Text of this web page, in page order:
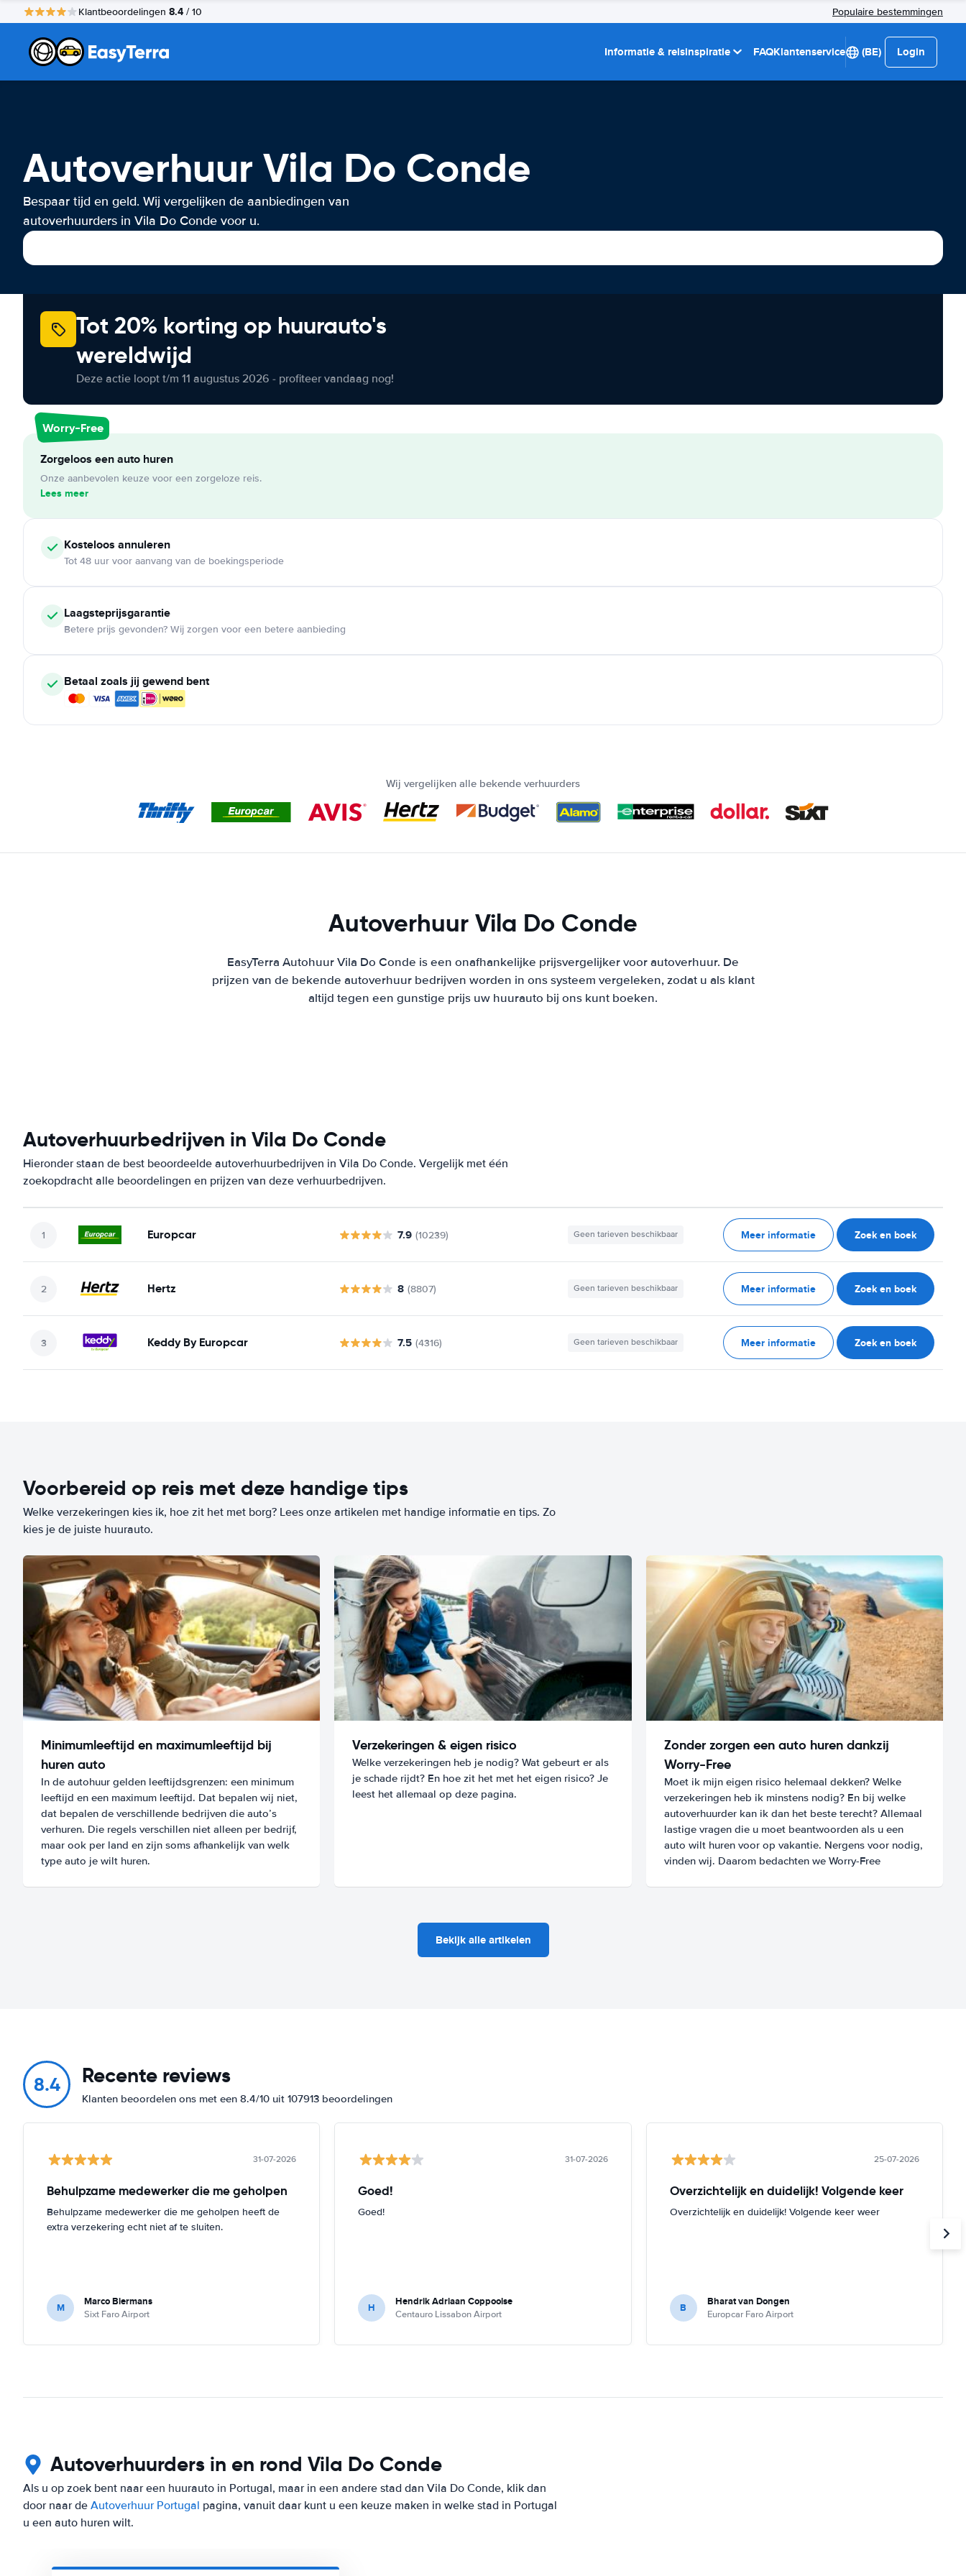
Klantbeoordelingen 8.4 / 10 Populaire bestemmingen
Informatie & reisinspiratie FAQKlantenservice (BE) Login
Autoverhuur Vila Do Conde
Bespaar tijd en geld. Wij vergelijken de aanbiedingen van
autoverhuurders in Vila Do Conde voor u.
Tot 20% korting op huurauto's
wereldwijd
Deze actie loopt t/m 11 augustus 2026 - profiteer vandaag nog!
Worry-Free
Zorgeloos een auto huren
Onze aanbevolen keuze voor een zorgeloze reis.
Lees meer
Kosteloos annuleren
Tot 48 uur voor aanvang van de boekingsperiode
Laagsteprijsgarantie
Betere prijs gevonden? Wij zorgen voor een betere aanbieding
Betaal zoals jij gewend bent
Wij vergelijken alle bekende verhuurders
Autoverhuur Vila Do Conde
EasyTerra Autohuur Vila Do Conde is een onafhankelijke prijsvergelijker voor autoverhuur. De
prijzen van de bekende autoverhuur bedrijven worden in ons systeem vergeleken, zodat u als klant
altijd tegen een gunstige prijs uw huurauto bij ons kunt boeken.
Autoverhuurbedrijven in Vila Do Conde
Hieronder staan de best beoordeelde autoverhuurbedrijven in Vila Do Conde. Vergelijk met één
zoekopdracht alle beoordelingen en prijzen van deze verhuurbedrijven.
Europcar 7.9 (10239) Geen tarieven beschikbaar Meer informatie Zoek en boek
Hertz 8 (8807) Geen tarieven beschikbaar Meer informatie Zoek en boek
Keddy By Europcar 7.5 (4316) Geen tarieven beschikbaar Meer informatie Zoek en boek
Voorbereid op reis met deze handige tips
Welke verzekeringen kies ik, hoe zit het met borg? Lees onze artikelen met handige informatie en tips. Zo
kies je de juiste huurauto.
Minimumleeftijd en maximumleeftijd bij
huren auto
In de autohuur gelden leeftijdsgrenzen: een minimum
leeftijd en een maximum leeftijd. Dat bepalen wij niet,
dat bepalen de verschillende bedrijven die auto’s
verhuren. Die regels verschillen niet alleen per bedrijf,
maar ook per land en zijn soms afhankelijk van welk
type auto je wilt huren.
Verzekeringen & eigen risico
Welke verzekeringen heb je nodig? Wat gebeurt er als
je schade rijdt? En hoe zit het met het eigen risico? Je
leest het allemaal op deze pagina.
Zonder zorgen een auto huren dankzij
Worry-Free
Moet ik mijn eigen risico helemaal dekken? Welke
verzekeringen heb ik minstens nodig? En bij welke
autoverhuurder kan ik dan het beste terecht? Allemaal
lastige vragen die u moet beantwoorden als u een
auto wilt huren voor op vakantie. Nergens voor nodig,
vinden wij. Daarom bedachten we Worry-Free
Bekijk alle artikelen
8.4 Recente reviews
Klanten beoordelen ons met een 8.4/10 uit 107913 beoordelingen
31-07-2026
Behulpzame medewerker die me geholpen
Behulpzame medewerker die me geholpen heeft de
extra verzekering echt niet af te sluiten.
M Marco Biermans
Sixt Faro Airport
31-07-2026
Goed!
Goed!
H Hendrik Adriaan Coppoolse
Centauro Lissabon Airport
25-07-2026
Overzichtelijk en duidelijk! Volgende keer
Overzichtelijk en duidelijk! Volgende keer weer
B Bharat van Dongen
Europcar Faro Airport
Autoverhuurders in en rond Vila Do Conde
Als u op zoek bent naar een huurauto in Portugal, maar in een andere stad dan Vila Do Conde, klik dan
door naar de Autoverhuur Portugal pagina, vanuit daar kunt u een keuze maken in welke stad in Portugal
u een auto huren wilt.